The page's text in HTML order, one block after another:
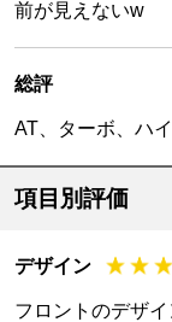
前が見えないw
総評
AT、ターボ、ハ
項目別評価
デザイン
フロントのデザイ